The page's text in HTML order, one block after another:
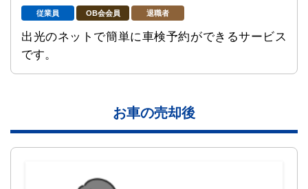
従業員 OB会会員 退職者
出光のネットで簡単に車検予約ができるサービス
です。
お車の売却後